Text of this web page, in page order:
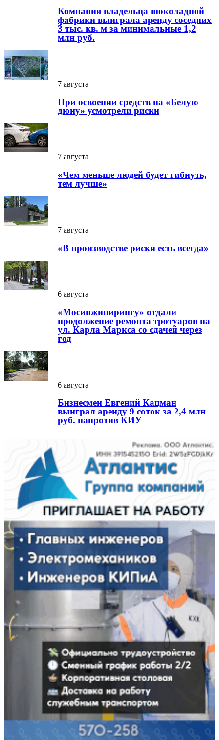
Компания владельца шоколадной
фабрики выиграла аренду соседних
3 тыс. кв. м за минимальные 1,2
млн руб.
7 августа
При освоении средств на «Белую
дюну» усмотрели риски
7 августа
«Чем меньше людей будет гибнуть,
тем лучше»
7 августа
«В производстве риски есть всегда»
6 августа
«Мосинжинирингу» отдали
продолжение ремонта тротуаров на
ул. Карла Маркса со сдачей через
год
6 августа
Бизнесмен Евгений Кацман
выиграл аренду 9 соток за 2,4 млн
руб. напротив КИУ